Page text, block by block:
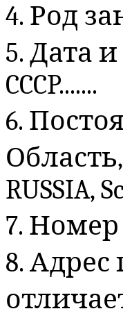
4. Род
5. Дата
CCCP.......
6.
RUSSIA,
7. Номер
8.